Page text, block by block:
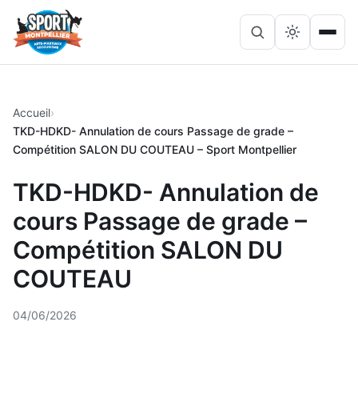
le
menu
Rechercher
sur
Lancer
la
recherche
Accueil
TKD-HDKD- Annulation de cours Passage de grade –
Compétition SALON DU COUTEAU – Sport Montpellier
TKD-HDKD- Annulation de
cours Passage de grade –
Compétition SALON DU
COUTEAU
04/06/2026